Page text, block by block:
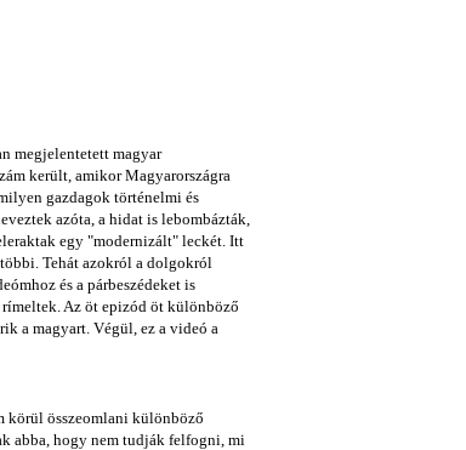
megjelentetett magyar
került, amikor Magyarországra
gazdagok történelmi és
azóta, a hidat is lebombázták,
egy "modernizált" leckét. Itt
Tehát azokról a dolgokról
és a párbeszédeket is
Az öt epizód öt különböző
a magyart. Végül, ez a videó a
körül összeomlani különböző
abba, hogy nem tudják felfogni, mi